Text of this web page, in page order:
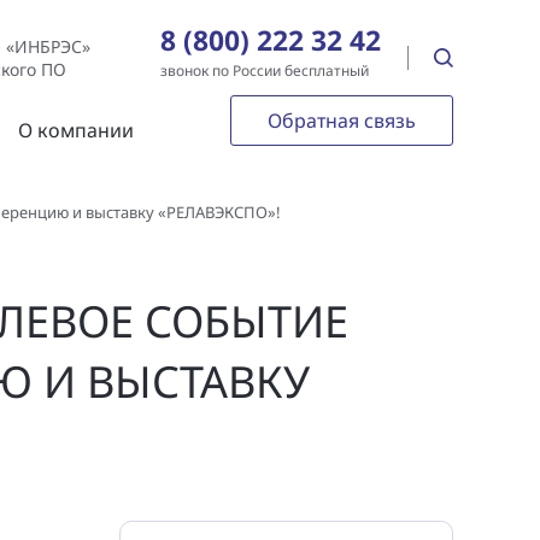
«ИНБРЭС»
ПО
8 (800) 222 32 42
звонок по России бесплатный
О компании Обратная связь
и выставку «РЕЛАВЭКСПО»!
СОБЫТИЕ
И ВЫСТАВКУ